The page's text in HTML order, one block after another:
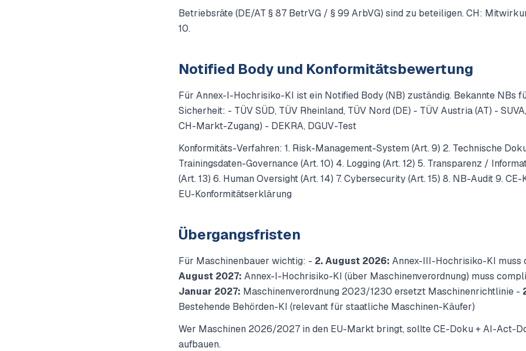
Betriebsräte (DE/AT § 87 BetrVG / § 99 ArbVG) sind zu beteiligen. CH:
10.
Notified Body und Konformitätsbewertung
Für Annex-I-Hochrisiko-KI ist ein Notified Body (NB) zuständig. Bekannte NBs
Sicherheit: - TÜV SÜD, TÜV Rheinland, TÜV Nord (DE) - TÜV Austria (AT) -
CH-Markt-Zugang) - DEKRA, DGUV-Test
Konformitäts-Verfahren: 1. Risk-Management-System (Art. 9) 2. Technische
Trainingsdaten-Governance (Art. 10) 4. Logging (Art. 12) 5. Transparenz /
(Art. 13) 6. Human Oversight (Art. 14) 7. Cybersecurity (Art. 15) 8. NB-Audit 9. CE-
EU-Konformitätserklärung
Übergangsfristen
Für Maschinenbauer wichtig: - 2. August 2026: Annex-III-Hochrisiko-KI
August 2027: Annex-I-Hochrisiko-KI (über Maschinenverordnung) muss
Januar 2027: Maschinenverordnung 2023/1230 ersetzt Maschinenrichtlinie -
Bestehende Behörden-KI (relevant für staatliche Maschinen-Käufer)
Wer Maschinen 2026/2027 in den EU-Markt bringt, sollte CE-Doku + AI-Act-
aufbauen.